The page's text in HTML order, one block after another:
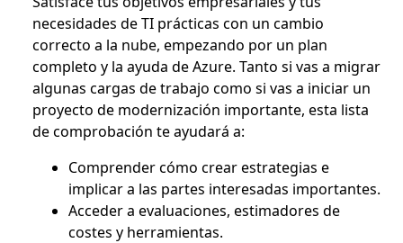
necesidades de TI prácticas con un cambio
correcto a la nube, empezando por un plan
completo y la ayuda de Azure. Tanto si vas a migrar
algunas cargas de trabajo como si vas a iniciar un
proyecto de modernización importante, esta lista
de comprobación te ayudará a:
Comprender cómo crear estrategias e
implicar a las partes interesadas importantes.
Acceder a evaluaciones, estimadores de
costes y herramientas.